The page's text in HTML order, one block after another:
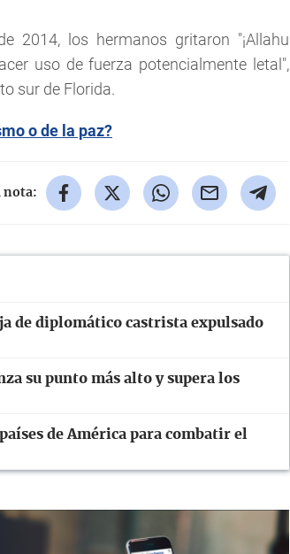
2014, los hermanos gritaron "¡Allahu
uso de fuerza potencialmente letal",
sur de Florida.
o de la paz?
nota:
de diplomático castrista expulsado
su punto más alto y supera los
de América para combatir el